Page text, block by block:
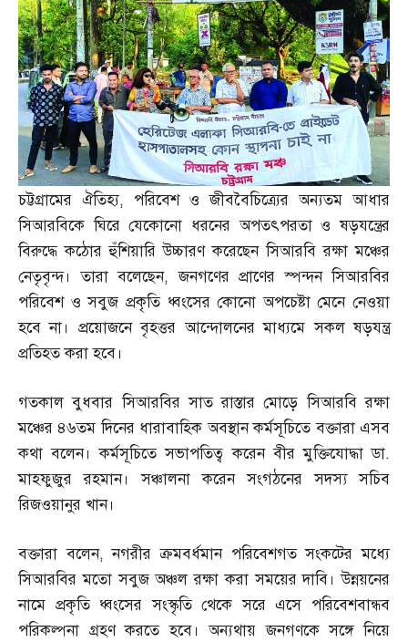
চট্টগ্রামের ঐতিহ্য, পরিবেশ ও জীববৈচিত্র্যের অন্যতম আধার
সিআরবিকে ঘিরে যেকোনো ধরনের অপতৎপরতা ও ষড়যন্ত্রের
বিরুদ্ধে কঠোর হুঁশিয়ারি উচ্চারণ করেছেন সিআরবি রক্ষা মঞ্চের
নেতৃবৃন্দ। তারা বলেছেন,জনগণের প্রাণের স্পন্দন সিআরবির
পরিবেশ ও সবুজ প্রকৃতি ধ্বংসের কোনো অপচেষ্টা মেনে নেওয়া
হবে না। প্রয়োজনে বৃহত্তর আন্দোলনের মাধ্যমে সকল ষড়যন্ত্র
প্রতিহত করা হবে।
গতকাল বুধবার সিআরবির সাত রাস্তার মোড়ে সিআরবি রক্ষা
মঞ্চের ৪৬তম দিনের ধারাবাহিক অবস্থান কর্মসূচিতে বক্তারা এসব
কথা বলেন। কর্মসূচিতে সভাপতিত্ব করেন বীর মুক্তিযোদ্ধা ডা.
মাহফুজুর রহমান। সঞ্চালনা করেন সংগঠনের সদস্য সচিব
রিজওয়ানুর খান।
বক্তারা বলেন,নগরীর ক্রমবর্ধমান পরিবেশগত সংকটের মধ্যে
সিআরবির মতো সবুজ অঞ্চল রক্ষা করা সময়ের দাবি। উন্নয়নের
নামে প্রকৃতি ধ্বংসের সংস্কৃতি থেকে সরে এসে পরিবেশবান্ধব
পরিকল্পনা গ্রহণ করতে হবে। অন্যথায় জনগণকে সঙ্গে নিয়ে